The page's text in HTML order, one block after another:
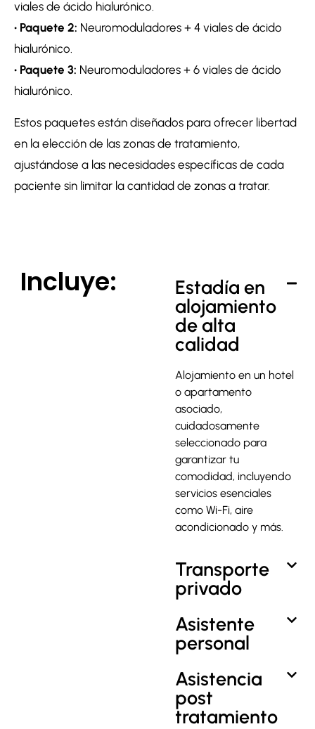
viales de ácido hialurónico.
• Paquete 2: Neuromoduladores + 4 viales de ácido
hialurónico.
• Paquete 3: Neuromoduladores + 6 viales de ácido
hialurónico.
Estos paquetes están diseñados para ofrecer libertad
en la elección de las zonas de tratamiento,
ajustándose a las necesidades específicas de cada
paciente sin limitar la cantidad de zonas a tratar.
Incluye:
Estadía en
alojamiento
de alta
calidad
Alojamiento en un hotel
o apartamento
asociado,
cuidadosamente
seleccionado para
garantizar tu
comodidad, incluyendo
servicios esenciales
como Wi-Fi, aire
acondicionado y más.
Transporte
privado
Asistente
personal
Asistencia
post
tratamiento